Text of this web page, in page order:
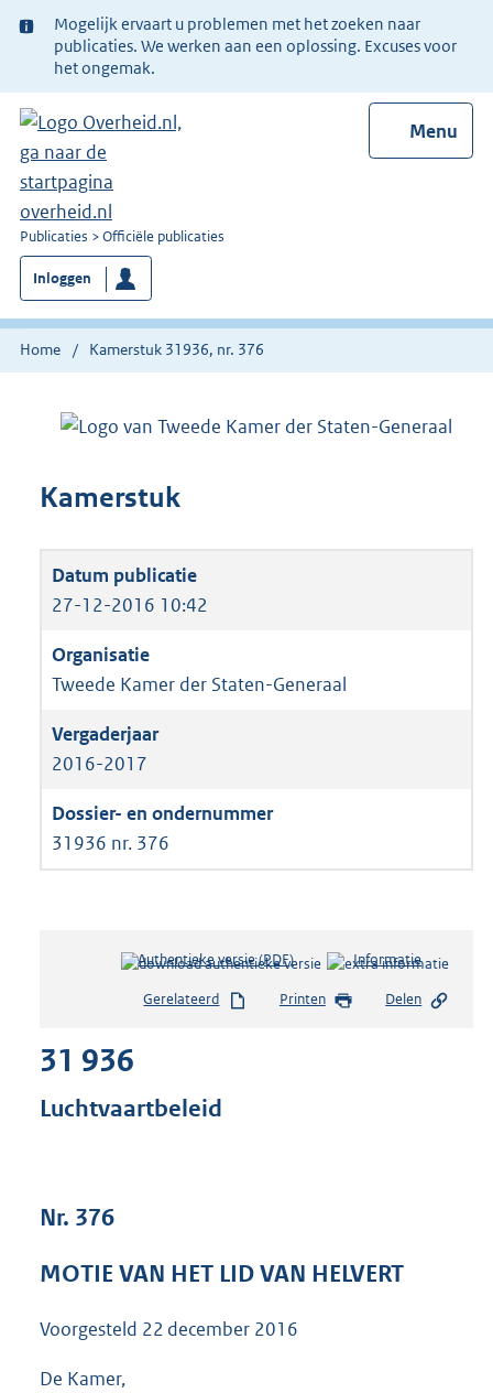
Ter
informatie:
Mogelijk ervaart u problemen met het zoeken naar
publicaties. We werken aan een oplossing. Excuses voor
het ongemak.
Menu
U
bent
nu
hier:
Publicaties Officiële publicaties
Inloggen
Home Kamerstuk 31936, nr. 376
Kamerstuk
27-12-2016 10:42
Tweede Kamer der Staten-Generaal
2016-2017
31936 nr. 376
Authentieke versie (PDF)b
s
e
3
Informatie
Gerelateerd Printen Delen
31 936
Luchtvaartbeleid
Nr. 376
MOTIE VAN HET LID VAN HELVERT
Voorgesteld 22 december 2016
De Kamer,